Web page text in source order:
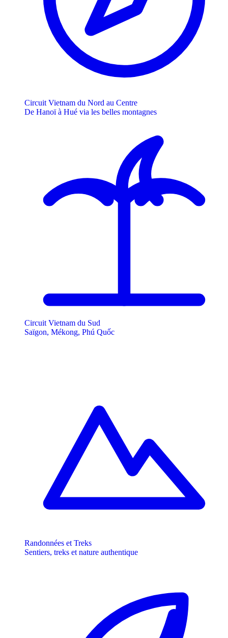
Circuit Vietnam du Nord au Centre
De Hanoï à Hué via les belles montagnes
Circuit Vietnam du Sud
Saïgon, Mékong, Phú Quốc
Randonnées et Treks
Sentiers, treks et nature authentique